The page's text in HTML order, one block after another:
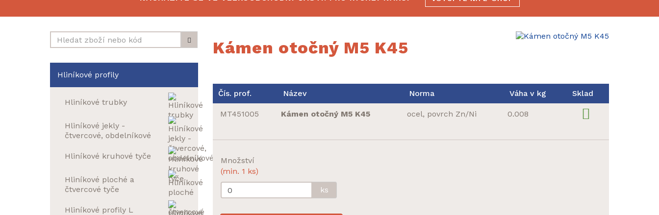
Hliníkové profily
Hliníkové trubky
Hliníkové jekly -
čtvercové, obdelníkové
Hliníkové kruhové tyče
Hliníkové ploché a
čtvercové tyče
Hliníkové profily L
Kámen otočný M5 K45
Čís. prof. Název Norma Váha v kg Sklad
MT451005 Kámen otočný M5 K45 ocel, povrch Zn/Ni 0.008
Množství
(min. 1 ks)
ks